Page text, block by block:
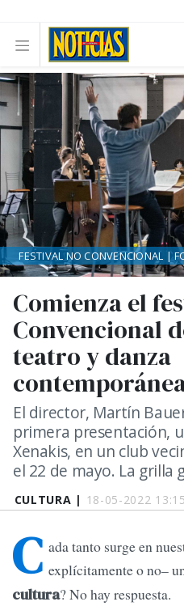
CULTURA | 18-05-2022 13:15
Comienza el
Convencional
teatro y danza
El director, Martín
primera presentación,
Xenakis, en un club
el 22 de mayo. La grilla
FESTIVAL NO CONVENCIONAL |
C ada tanto surge en
explícitamente o no–
cultura? No hay respuesta.